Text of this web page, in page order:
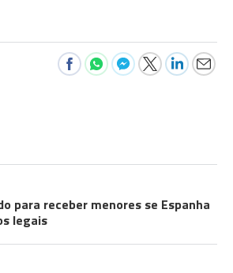
para receber menores se Espanha
legais